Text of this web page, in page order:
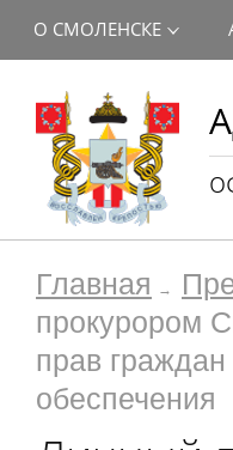
О СМОЛЕНСКЕ
Главная
прокурором
прав
обеспечения